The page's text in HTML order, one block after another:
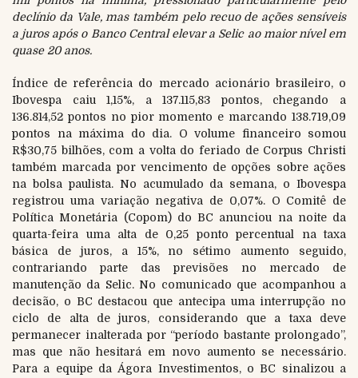
declínio da Vale, mas também pelo recuo de ações sensíveis
a juros após o Banco Central elevar a Selic ao maior nível em
quase 20 anos.
Índice de referência do mercado acionário brasileiro, o
Ibovespa caiu 1,15%, a 137.115,83 pontos, chegando a
136.814,52 pontos no pior momento e marcando 138.719,09
pontos na máxima do dia. O volume financeiro somou
R$30,75 bilhões, com a volta do feriado de Corpus Christi
também marcada por vencimento de opções sobre ações
na bolsa paulista. No acumulado da semana, o Ibovespa
registrou uma variação negativa de 0,07%. O Comitê de
Política Monetária (Copom) do BC anunciou na noite da
quarta-feira uma alta de 0,25 ponto percentual na taxa
básica de juros, a 15%, no sétimo aumento seguido,
contrariando parte das previsões no mercado de
manutenção da Selic. No comunicado que acompanhou a
decisão, o BC destacou que antecipa uma interrupção no
ciclo de alta de juros, considerando que a taxa deve
permanecer inalterada por “período bastante prolongado”,
mas que não hesitará em novo aumento se necessário.
Para a equipe da Ágora Investimentos, o BC sinalizou a